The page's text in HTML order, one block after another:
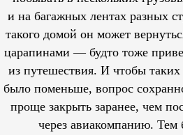
и на багажных лентах разных
такого домой он может
царапинами — будто тоже
из путешествия. И чтобы таких
было поменьше, вопрос
проще закрыть заранее, чем
через авиакомпанию. Тем